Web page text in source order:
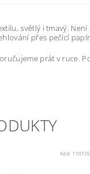
světlý i tmavý.
přes pečící papír.
prát v ruce.
Kód: 1107/